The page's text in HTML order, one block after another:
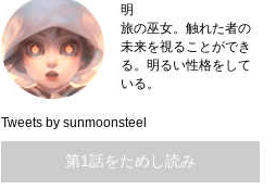
明
旅の巫女。触れた者の
未来を視ることができ
る。明るい性格をして
いる。
Tweets by sunmoonsteel
第1話をためし読み